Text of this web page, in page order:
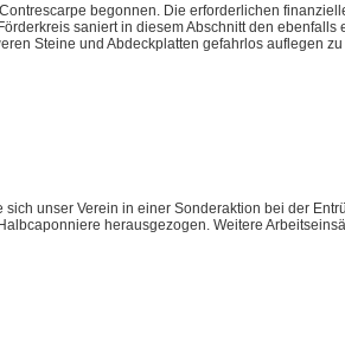
begonnen. Die erforderlichen
saniert in diesem Abschnitt den ebenfalls
Steine und Abdeckplatten gefahrlos auflegen zu
sich unser Verein in einer Sonderaktion bei der
herausgezogen. Weitere